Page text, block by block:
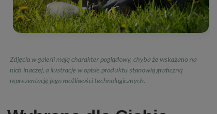
Zdjęcia w galerii mają charakter poglądowy, chyba że wskazano na
nich inaczej, a ilustracje w opisie produktu stanowią graficzną
reprezentację jego możliwości technologicznych.